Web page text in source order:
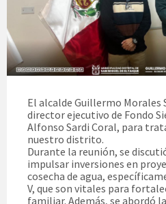
El alcalde Guillermo Morales
director ejecutivo de Fondo
Alfonso Sardi Coral, para
nuestro distrito.
Durante la reunión, se
impulsar inversiones en
cosecha de agua,
V, que son vitales para
familiar. Además, se abordó